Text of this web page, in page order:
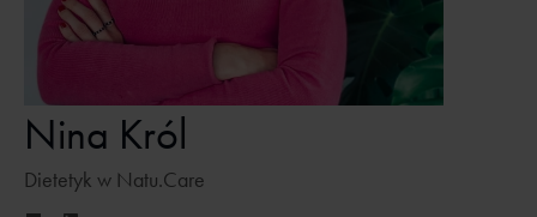
Nina Król
Dietetyk w Natu.Care